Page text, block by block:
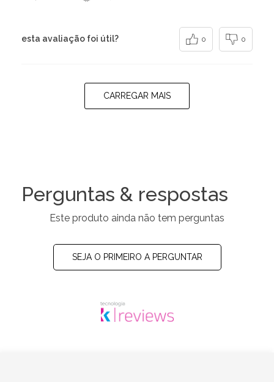
esta avaliação foi útil? 0 0
CARREGAR MAIS
Perguntas & respostas
Este produto ainda não tem perguntas
SEJA O PRIMEIRO A PERGUNTAR